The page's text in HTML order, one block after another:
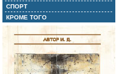
СПОРТ
КРОМЕ ТОГО